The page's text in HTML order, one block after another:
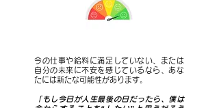
今の仕事や給料に満足していない、または
自分の未来に不安を感じているなら、あな
たには新たな可能性があります。
「もし今日が人生最後の日だったら、僕は